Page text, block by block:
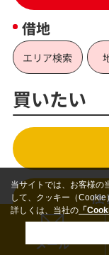
借地
エリア検索
買いたい
メール
当サイトでは、お客様の
して、クッキー（Cookie
詳しくは、当社の 「